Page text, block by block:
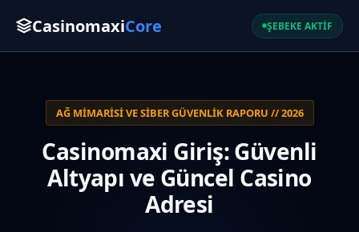
CasinomaxiCore ŞEBEKE AKTİF
AĞ MIMARISI VE SIBER GÜVENLIK RAPORU // 2026
Casinomaxi Giriş: Güvenli
Altyapı ve Güncel Casino
Adresi